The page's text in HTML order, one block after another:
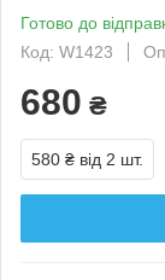
Готово до
Код: W1423
680 ₴
580 ₴ від 2 шт.